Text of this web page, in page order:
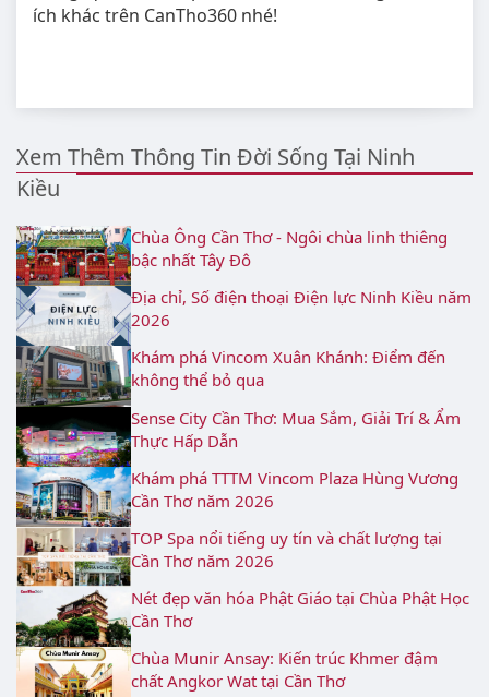
ích khác trên CanTho360 nhé!
Xem Thêm Thông Tin Đời Sống Tại Ninh
Kiều
Chùa Ông Cần Thơ - Ngôi chùa linh thiêng
bậc nhất Tây Đô
Địa chỉ, Số điện thoại Điện lực Ninh Kiều năm
2026
Khám phá Vincom Xuân Khánh: Điểm đến
không thể bỏ qua
Sense City Cần Thơ: Mua Sắm, Giải Trí & Ẩm
Thực Hấp Dẫn
Khám phá TTTM Vincom Plaza Hùng Vương
Cần Thơ năm 2026
TOP Spa nổi tiếng uy tín và chất lượng tại
Cần Thơ năm 2026
Nét đẹp văn hóa Phật Giáo tại Chùa Phật Học
Cần Thơ
Chùa Munir Ansay: Kiến trúc Khmer đậm
chất Angkor Wat tại Cần Thơ